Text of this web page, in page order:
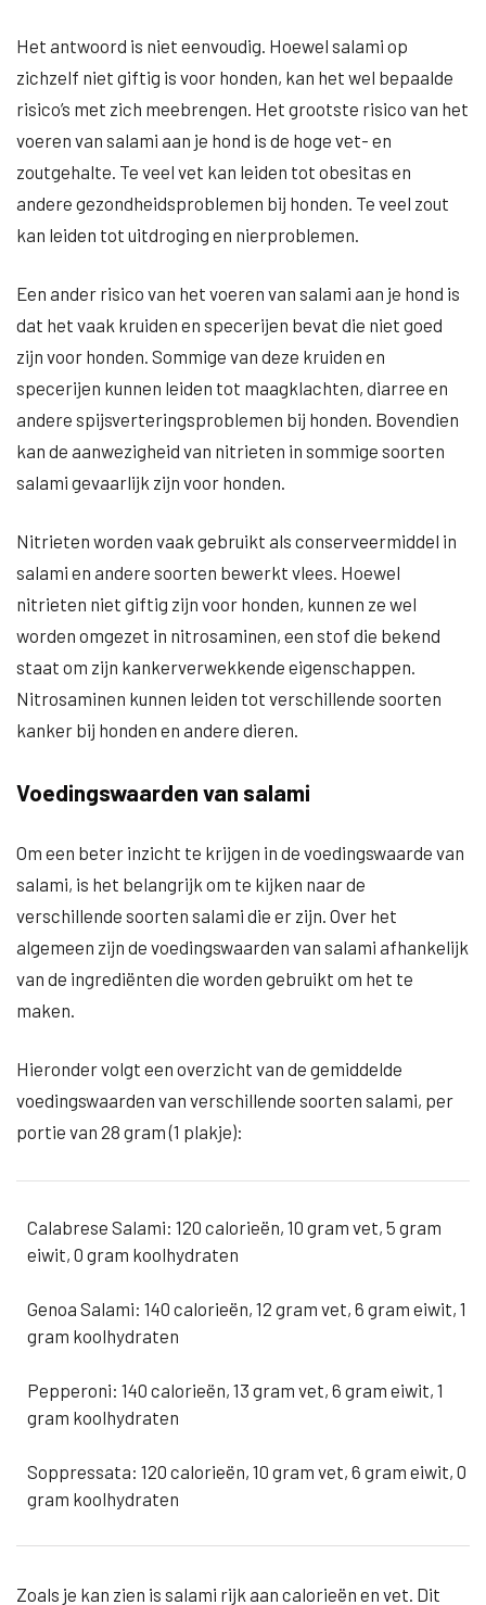
Het antwoord is niet eenvoudig. Hoewel salami op
zichzelf niet giftig is voor honden, kan het wel bepaalde
risico’s met zich meebrengen. Het grootste risico van het
voeren van salami aan je hond is de hoge vet- en
zoutgehalte. Te veel vet kan leiden tot obesitas en
andere gezondheidsproblemen bij honden. Te veel zout
kan leiden tot uitdroging en nierproblemen.
Een ander risico van het voeren van salami aan je hond is
dat het vaak kruiden en specerijen bevat die niet goed
zijn voor honden. Sommige van deze kruiden en
specerijen kunnen leiden tot maagklachten, diarree en
andere spijsverteringsproblemen bij honden. Bovendien
kan de aanwezigheid van nitrieten in sommige soorten
salami gevaarlijk zijn voor honden.
Nitrieten worden vaak gebruikt als conserveermiddel in
salami en andere soorten bewerkt vlees. Hoewel
nitrieten niet giftig zijn voor honden, kunnen ze wel
worden omgezet in nitrosaminen, een stof die bekend
staat om zijn kankerverwekkende eigenschappen.
Nitrosaminen kunnen leiden tot verschillende soorten
kanker bij honden en andere dieren.
Voedingswaarden van salami
Om een beter inzicht te krijgen in de voedingswaarde van
salami, is het belangrijk om te kijken naar de
verschillende soorten salami die er zijn. Over het
algemeen zijn de voedingswaarden van salami afhankelijk
van de ingrediënten die worden gebruikt om het te
maken.
Hieronder volgt een overzicht van de gemiddelde
voedingswaarden van verschillende soorten salami, per
portie van 28 gram (1 plakje):
Calabrese Salami: 120 calorieën, 10 gram vet, 5 gram
eiwit, 0 gram koolhydraten
Genoa Salami: 140 calorieën, 12 gram vet, 6 gram eiwit, 1
gram koolhydraten
Pepperoni: 140 calorieën, 13 gram vet, 6 gram eiwit, 1
gram koolhydraten
Soppressata: 120 calorieën, 10 gram vet, 6 gram eiwit, 0
gram koolhydraten
Zoals je kan zien is salami rijk aan calorieën en vet. Dit